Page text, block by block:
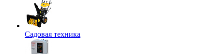
Садовая техника